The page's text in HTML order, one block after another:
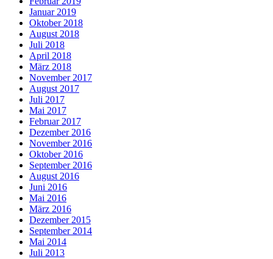
Januar 2019
Oktober 2018
August 2018
Juli 2018
April 2018
März 2018
November 2017
August 2017
Juli 2017
Mai 2017
Februar 2017
Dezember 2016
November 2016
Oktober 2016
September 2016
August 2016
Juni 2016
Mai 2016
März 2016
Dezember 2015
September 2014
Mai 2014
Juli 2013